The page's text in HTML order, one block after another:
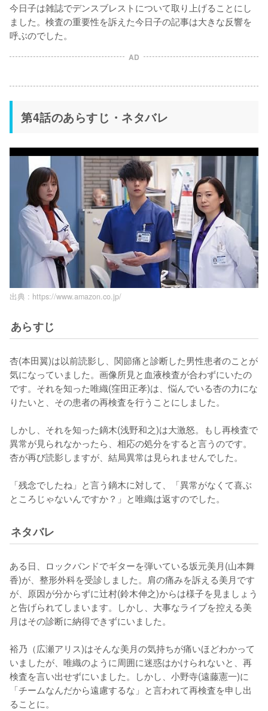
今日子は雑誌でデンスブレストについて取り上げることにし
ました。検査の重要性を訴えた今日子の記事は大きな反響を
呼ぶのでした。
AD
第4話のあらすじ・ネタバレ
出典 : https://www.amazon.co.jp/
あらすじ
杏(本田翼)は以前読影し、関節痛と診断した男性患者のことが
気になっていました。画像所見と血液検査が合わずにいたの
です。それを知った唯織(窪田正孝)は、悩んでいる杏の力にな
りたいと、その患者の再検査を行うことにしました。
しかし、それを知った鏑木(浅野和之)は大激怒。もし再検査で
異常が見られなかったら、相応の処分をすると言うのです。
杏が再び読影しますが、結局異常は見られませんでした。
「残念でしたね」と言う鏑木に対して、「異常がなくて喜ぶ
ところじゃないんですか？」と唯織は返すのでした。
ネタバレ
ある日、ロックバンドでギターを弾いている坂元美月(山本舞
香)が、整形外科を受診しました。肩の痛みを訴える美月です
が、原因が分からずに辻村(鈴木伸之)からは様子を見ましょう
と告げられてしまいます。しかし、大事なライブを控える美
月はその診断に納得できずにいました。
裕乃（広瀬アリス)はそんな美月の気持ちが痛いほどわかって
いましたが、唯織のように周囲に迷惑はかけられないと、再
検査を言い出せずにいました。しかし、小野寺(遠藤憲一)に
「チームなんだから遠慮するな」と言われて再検査を申し出
ることに。